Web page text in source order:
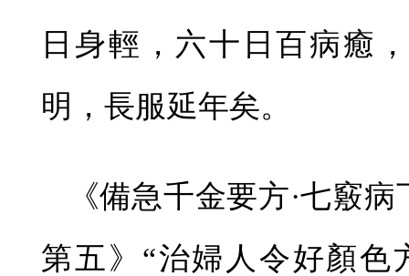
日身輕，六十日百病癒
明，長服延年矣。
《備急千金要方·七竅
第五》“治婦人令好顏色